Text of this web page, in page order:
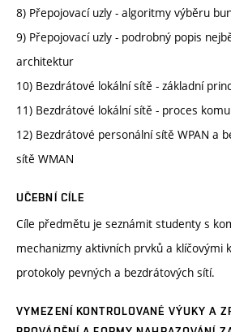
8) Přepojovací uzly - algoritmy výběru
9) Přepojovací uzly - podrobný popis
architektur
10) Bezdrátové lokální sítě - základní
11) Bezdrátové lokální sítě - proces
12) Bezdrátové personální sítě WPAN a
sítě WMAN
UČEBNÍ CÍLE
Cíle předmětu je seznámit studenty s
mechanizmy aktivních prvků a klíčovými
protokoly pevných a bezdrátových sítí.
VYMEZENÍ KONTROLOVANÉ VÝUKY A